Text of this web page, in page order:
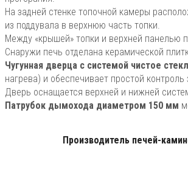
На задней стенке топочной камеры
из поддувала в верхнюю часть топки.
Между «крышей» топки и верхней панелью
Снаружи печь отделана керамической
Чугунная дверца с системой чистое
нагрева) и обеспечивает простой
Дверь оснащается верхней и нижней
Патрубок дымохода диаметром 150 мм
Производитель печей-